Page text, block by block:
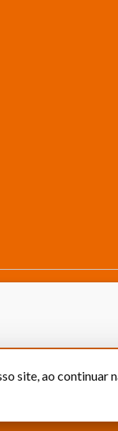
site, ao continuar